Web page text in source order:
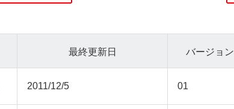
最終更新日 バージョン
2011/12/5 01